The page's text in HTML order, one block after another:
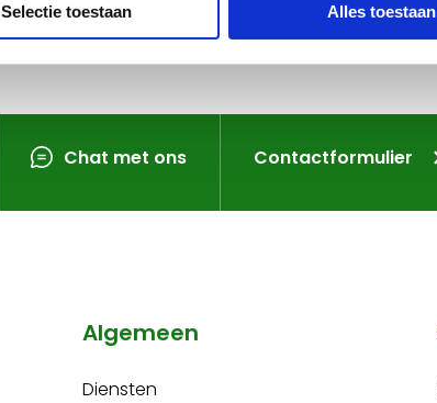
Selectie toestaan Alles toestaan
Chat met ons Contactformulier
Algemeen
Diensten